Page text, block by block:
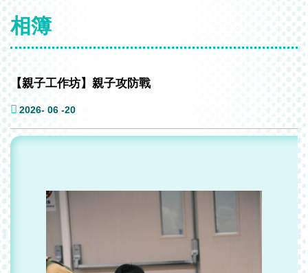
相簿
【親子工作坊】親子攻防戰
2026- 06 -20